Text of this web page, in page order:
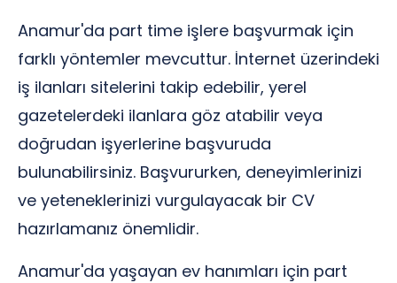
Anamur'da part time işlere başvurmak için
farklı yöntemler mevcuttur. İnternet üzerindeki
iş ilanları sitelerini takip edebilir, yerel
gazetelerdeki ilanlara göz atabilir veya
doğrudan işyerlerine başvuruda
bulunabilirsiniz. Başvururken, deneyimlerinizi
ve yeteneklerinizi vurgulayacak bir CV
hazırlamanız önemlidir.
Anamur'da yaşayan ev hanımları için part